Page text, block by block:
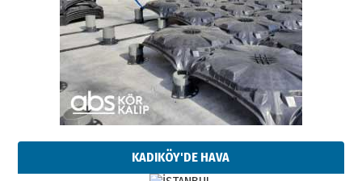
KADIKÖY'DE HAVA